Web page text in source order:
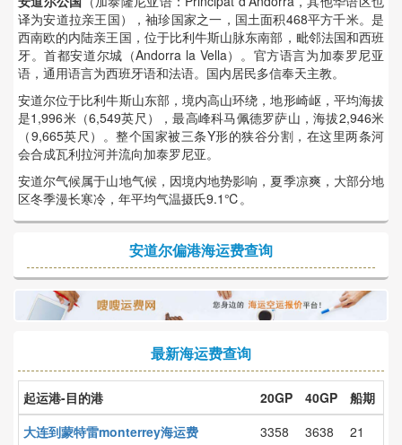
译为安道拉亲王国），袖珍国家之一，国土面积468平方千米。是
西南欧的内陆亲王国，位于比利牛斯山脉东南部，毗邻法国和西班
牙。首都安道尔城（Andorra la Vella）。官方语言为加泰罗尼亚
语，通用语言为西班牙语和法语。国内居民多信奉天主教。
安道尔位于比利牛斯山东部，境内高山环绕，地形崎岖，平均海拔
是1,996米（6,549英尺），最高峰科马佩德罗萨山，海拔2,946米
（9,665英尺）。整个国家被三条Y形的狭谷分割，在这里两条河
会合成瓦利拉河并流向加泰罗尼亚。
安道尔气候属于山地气候，因境内地势影响，夏季凉爽，大部分地
区冬季漫长寒冷，年平均气温摄氏9.1℃。
安道尔偏港海运费查询
最新海运费查询
起运港-目的港 20GP 40GP
船期
大连到蒙特雷monterrey海运费
3358 3638
21